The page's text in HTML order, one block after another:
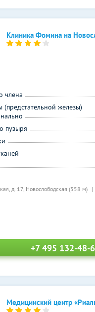
Клиника Фомина на
д. 17, Новослободская (558 м)
члена
(предстательной железы)
пузыря
+7 495 132-48-
Медицинский центр